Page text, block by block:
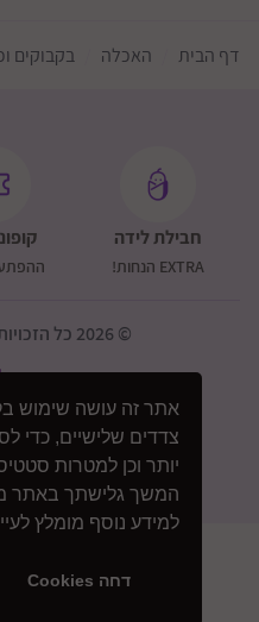
צדדים שלישיים, כדי
יותר וכן למטרות
המשך גלישתך באתר
למידע נוסף מומלץ
דחה Cookies
דף הבית האכלה בקבוקים
חבילת לידה
EXTRA הנחות!
© 2026 כל הזכויות שמורות לבייבי סתיו